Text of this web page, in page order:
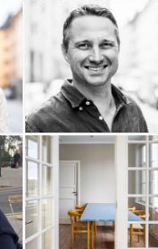
Monkey in Silk